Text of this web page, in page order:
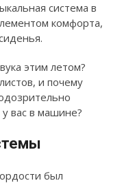
система в
комфорта,
этим летом?
и почему
вас в машине?
был